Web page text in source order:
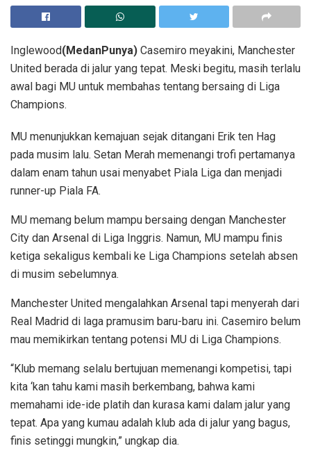
Inglewood(MedanPunya) Casemiro meyakini, Manchester
United berada di jalur yang tepat. Meski begitu, masih terlalu
awal bagi MU untuk membahas tentang bersaing di Liga
Champions.
MU menunjukkan kemajuan sejak ditangani Erik ten Hag
pada musim lalu. Setan Merah memenangi trofi pertamanya
dalam enam tahun usai menyabet Piala Liga dan menjadi
runner-up Piala FA.
MU memang belum mampu bersaing dengan Manchester
City dan Arsenal di Liga Inggris. Namun, MU mampu finis
ketiga sekaligus kembali ke Liga Champions setelah absen
di musim sebelumnya.
Manchester United mengalahkan Arsenal tapi menyerah dari
Real Madrid di laga pramusim baru-baru ini. Casemiro belum
mau memikirkan tentang potensi MU di Liga Champions.
“Klub memang selalu bertujuan memenangi kompetisi, tapi
kita ‘kan tahu kami masih berkembang, bahwa kami
memahami ide-ide platih dan kurasa kami dalam jalur yang
tepat. Apa yang kumau adalah klub ada di jalur yang bagus,
finis setinggi mungkin,” ungkap dia.